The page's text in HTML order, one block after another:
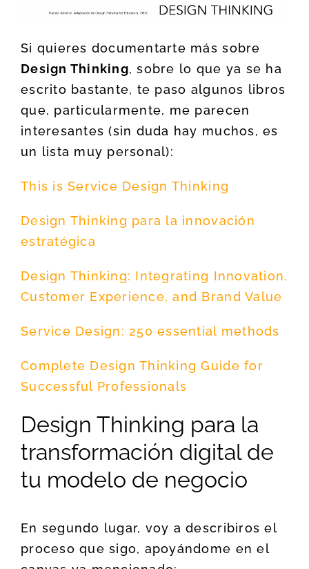
Si quieres documentarte más sobre
Design Thinking, sobre lo que ya se ha
escrito bastante, te paso algunos libros
que, particularmente, me parecen
interesantes (sin duda hay muchos, es
un lista muy personal):
This is Service Design Thinking
Design Thinking para la innovación
estratégica
Design Thinking: Integrating Innovation,
Customer Experience, and Brand Value
Service Design: 250 essential methods
Complete Design Thinking Guide for
Successful Professionals
Design Thinking para la
transformación digital de
tu modelo de negocio
En segundo lugar, voy a describiros el
proceso que sigo, apoyándome en el